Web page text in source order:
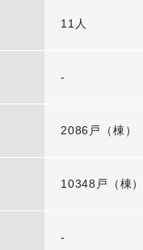
11人
-
2086戸（棟）
10348戸（棟）
-